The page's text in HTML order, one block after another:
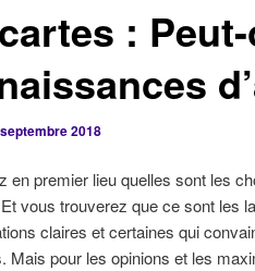
:
2018
en premier lieu quelles sont les
vous trouverez que ce sont les
claires et certaines qui
Mais pour les opinions et les